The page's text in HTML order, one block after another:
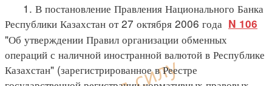
1. В постановление Правления Национального Банка
Республики Казахстан от 27 октября 2006 года N 106
"Об утверждении Правил организации обменных
операций с наличной иностранной валютой в Республике
Казахстан" (зарегистрированное в Реестре